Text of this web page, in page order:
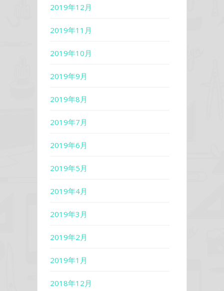
2019年12月
2019年11月
2019年10月
2019年9月
2019年8月
2019年7月
2019年6月
2019年5月
2019年4月
2019年3月
2019年2月
2019年1月
2018年12月